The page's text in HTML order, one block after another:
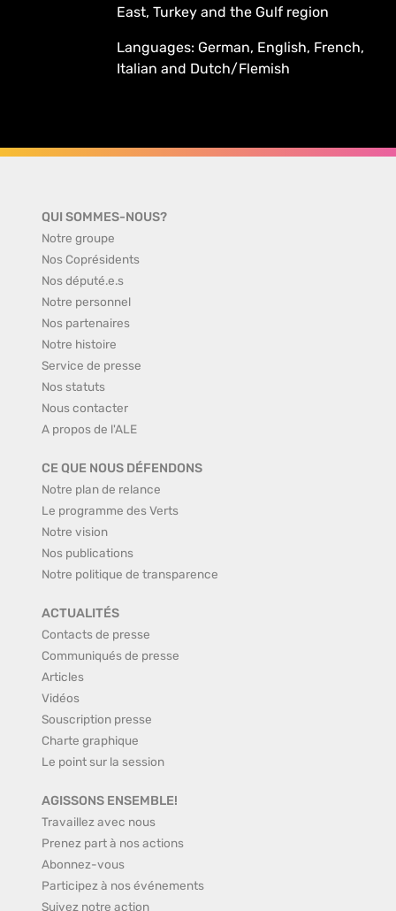
East, Turkey and the Gulf region
Languages: German, English, French,
Italian and Dutch/Flemish
QUI SOMMES-NOUS?
Notre groupe
Nos Coprésidents
Nos député.e.s
Notre personnel
Nos partenaires
Notre histoire
Service de presse
Nos statuts
Nous contacter
A propos de l'ALE
CE QUE NOUS DÉFENDONS
Notre plan de relance
Le programme des Verts
Notre vision
Nos publications
Notre politique de transparence
ACTUALITÉS
Contacts de presse
Communiqués de presse
Articles
Vidéos
Souscription presse
Charte graphique
Le point sur la session
AGISSONS ENSEMBLE!
Travaillez avec nous
Prenez part à nos actions
Abonnez-vous
Participez à nos événements
Suivez notre action